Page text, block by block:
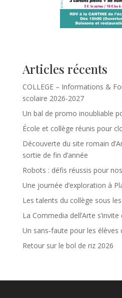
Articles récents
COLLEGE – Informations &
scolaire 2026-2027
Un bal de promo inoubliable
École et collège réunis pour
Découverte du site romain
sortie de fin d’année
Robots : défis réussis pour
Une journée d’exploration à
Les talents du collège sous
La Commedia dell’Arte
Un sans‑faute pour les élèves
Retour sur le bol de riz 2026